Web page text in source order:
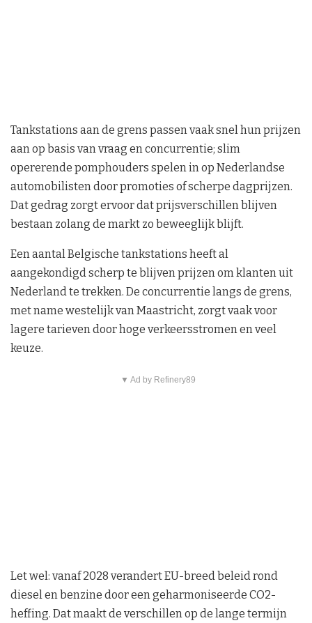
Tankstations aan de grens passen vaak snel hun prijzen
aan op basis van vraag en concurrentie; slim
opererende pomphouders spelen in op Nederlandse
automobilisten door promoties of scherpe dagprijzen.
Dat gedrag zorgt ervoor dat prijsverschillen blijven
bestaan zolang de markt zo beweeglijk blijft.
Een aantal Belgische tankstations heeft al
aangekondigd scherp te blijven prijzen om klanten uit
Nederland te trekken. De concurrentie langs de grens,
met name westelijk van Maastricht, zorgt vaak voor
lagere tarieven door hoge verkeersstromen en veel
keuze.
▼ Ad by Refinery89
Let wel: vanaf 2028 verandert EU-breed beleid rond
diesel en benzine door een geharmoniseerde CO2-
heffing. Dat maakt de verschillen op de lange termijn